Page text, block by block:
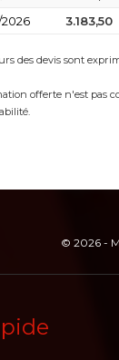
2026
3.183,50
des devis sont
offerte n'est pas
© 2026 -